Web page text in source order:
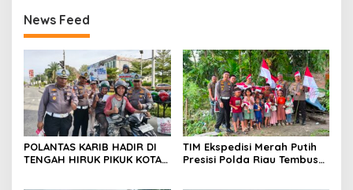
News Feed
POLANTAS KARIB HADIR DI
TENGAH HIRUK PIKUK KOTA
TIM Ekspedisi Merah Putih
Presisi Polda Riau Tembus